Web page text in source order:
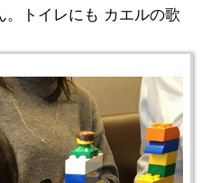
。トイレにも カエルの歌